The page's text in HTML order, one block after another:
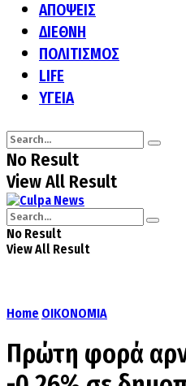
ΑΠΟΨΕΙΣ
ΔΙΕΘΝΗ
ΠΟΛΙΤΙΣΜΟΣ
LIFE
ΥΓΕΙΑ
No Result
View All Result
No Result
View All Result
Home ΟΙΚΟΝΟΜΙΑ
Πρώτη φορά